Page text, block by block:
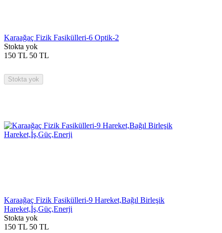
Karaağaç Fizik Fasikülleri-6 Optik-2
Stokta yok
150 TL 50 TL
Stokta yok
Karaağaç Fizik Fasikülleri-9 Hareket,Bağıl Birleşik
Hareket,İş,Güç,Enerji
Stokta yok
150 TL 50 TL